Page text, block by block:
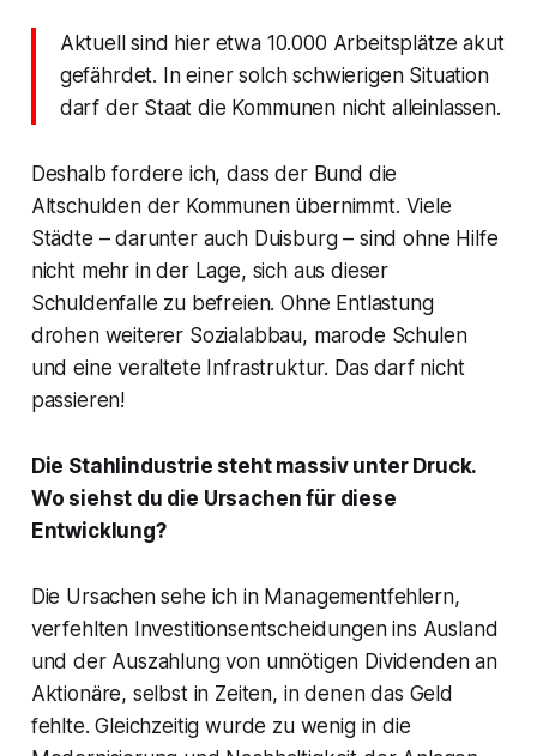
Aktuell sind hier etwa 10.000 Arbeitsplätze akut
gefährdet. In einer solch schwierigen Situation
darf der Staat die Kommunen nicht alleinlassen.
Deshalb fordere ich, dass der Bund die
Altschulden der Kommunen übernimmt. Viele
Städte – darunter auch Duisburg – sind ohne Hilfe
nicht mehr in der Lage, sich aus dieser
Schuldenfalle zu befreien. Ohne Entlastung
drohen weiterer Sozialabbau, marode Schulen
und eine veraltete Infrastruktur. Das darf nicht
passieren!
Die Stahlindustrie steht massiv unter Druck.
Wo siehst du die Ursachen für diese
Entwicklung?
Die Ursachen sehe ich in Managementfehlern,
verfehlten Investitionsentscheidungen ins Ausland
und der Auszahlung von unnötigen Dividenden an
Aktionäre, selbst in Zeiten, in denen das Geld
fehlte. Gleichzeitig wurde zu wenig in die